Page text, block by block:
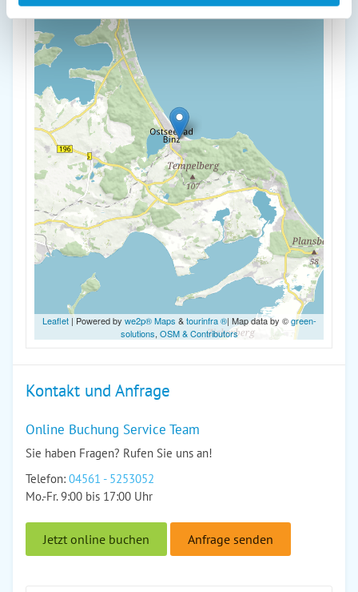
Leaflet| Powered by we2p® Maps &tourinfra ®| Map data by ©green-
solutions, OSM & Contributors
Kontakt und Anfrage
Online Buchung Service Team
Sie haben Fragen? Rufen Sie uns an!
Telefon: 04561 - 5253052
Mo.-Fr. 9:00 bis 17:00 Uhr
Jetzt online buchen Anfrage senden